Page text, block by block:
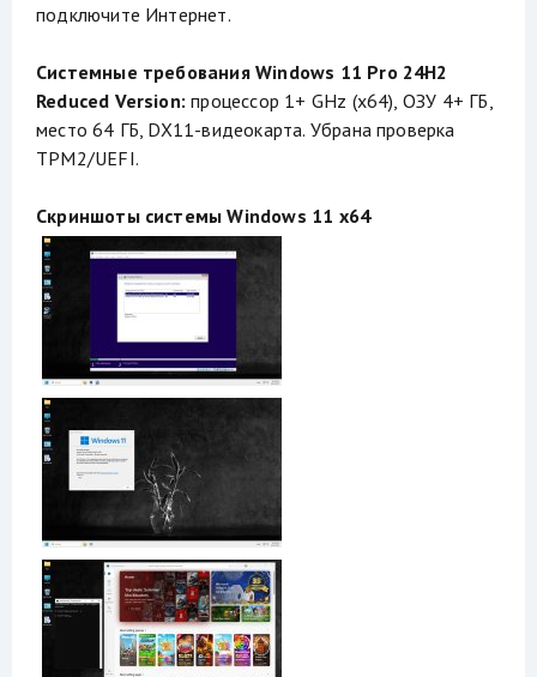
подключите Интернет.
Системные требования Windows 11 Pro 24H2
Reduced Version: процессор 1+ GHz (х64), ОЗУ 4+ ГБ,
место 64 ГБ, DX11-видеокарта. Убрана проверка
TPM2/UEFI.
Скриншоты системы Windows 11 x64